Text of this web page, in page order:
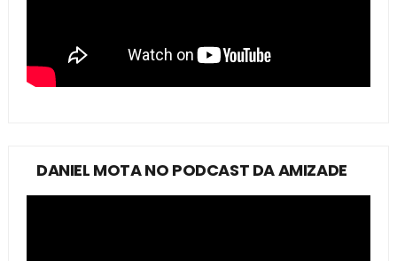
DANIEL MOTA NO PODCAST DA AMIZADE